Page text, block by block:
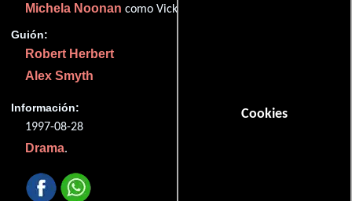
Cookies
Michela Noonan como Vicky
Guión:
Robert Herbert
Alex Smyth
Información:
1997-08-28
Drama.